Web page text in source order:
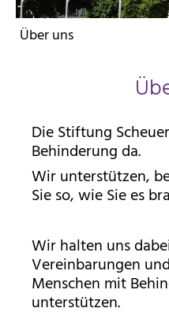
Über uns
Die Stiftung
Behinderung da.
Wir unterstützen,
Sie so, wie Sie es
Wir halten uns
Vereinbarungen
Menschen mit
unterstützen.